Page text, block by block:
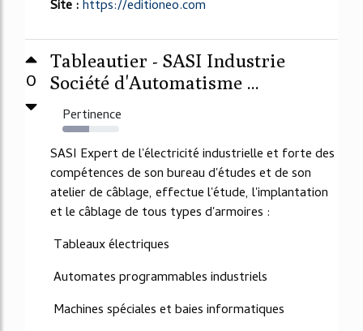
Site :https://editioneo.com
0
Tableautier - SASI Industrie
Société d'Automatisme ...
Pertinence
47%
SASI Expert de l'électricité industrielle et forte des
compétences de son bureau d'études et de son
atelier de câblage, effectue l'étude, l'implantation
et le câblage de tous types d'armoires :
Tableaux électriques
Automates programmables industriels
Machines spéciales et baies informatiques